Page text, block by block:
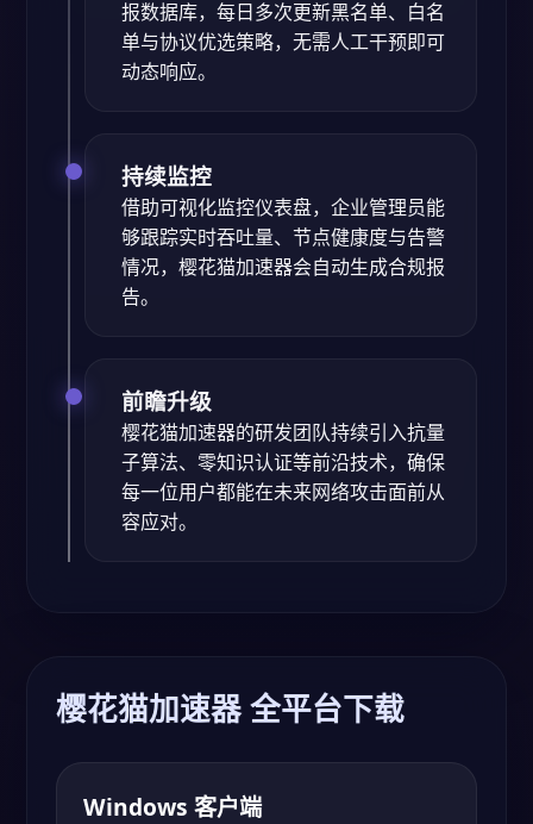
报数据库，每日多次更新黑名单、白名
单与协议优选策略，无需人工干预即可
动态响应。
持续监控
借助可视化监控仪表盘，企业管理员能
够跟踪实时吞吐量、节点健康度与告警
情况，樱花猫加速器会自动生成合规报
告。
前瞻升级
樱花猫加速器的研发团队持续引入抗量
子算法、零知识认证等前沿技术，确保
每一位用户都能在未来网络攻击面前从
容应对。
樱花猫加速器 全平台下载
Windows 客户端